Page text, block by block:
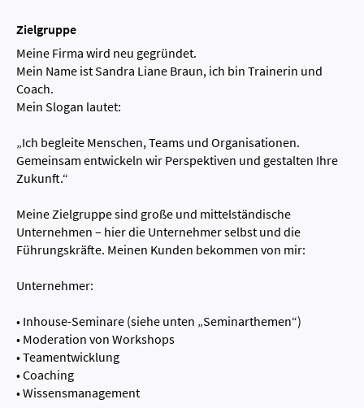
Zielgruppe
Meine Firma wird neu gegründet.
Mein Name ist Sandra Liane Braun, ich bin Trainerin und
Coach.
Mein Slogan lautet:
„Ich begleite Menschen, Teams und Organisationen.
Gemeinsam entwickeln wir Perspektiven und gestalten Ihre
Zukunft.“
Meine Zielgruppe sind große und mittelständische
Unternehmen – hier die Unternehmer selbst und die
Führungskräfte. Meinen Kunden bekommen von mir:
Unternehmer:
• Inhouse-Seminare (siehe unten „Seminarthemen“)
• Moderation von Workshops
• Teamentwicklung
• Coaching
• Wissensmanagement